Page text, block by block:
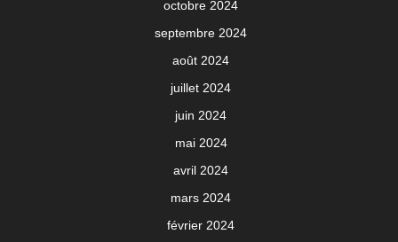
octobre 2024
septembre 2024
août 2024
juillet 2024
juin 2024
mai 2024
avril 2024
mars 2024
février 2024